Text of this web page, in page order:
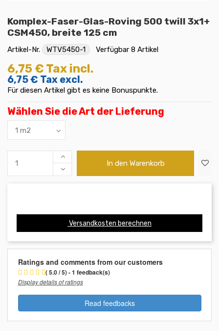
Komplex-Faser-Glas-Roving 500 twill 3x1+
CSM450, breite 125 cm
Artikel-Nr. WTV5450-1 Verfügbar 8 Artikel
6,75 € Tax incl.
6,75 € Tax excl.
Für diesen Artikel gibt es keine Bonuspunkte.
Wählen Sie die Art der Lieferung
In den Warenkorb
Versandkosten berechnen
Ratings and comments from our customers
( 5.0 / 5) - 1 feedback(s)
Display details of ratings
Read feedbacks